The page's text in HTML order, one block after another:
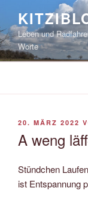
springenLeben und
Worte
20. MÄRZ 2022
A weng
Stündchen
ist Entspannung